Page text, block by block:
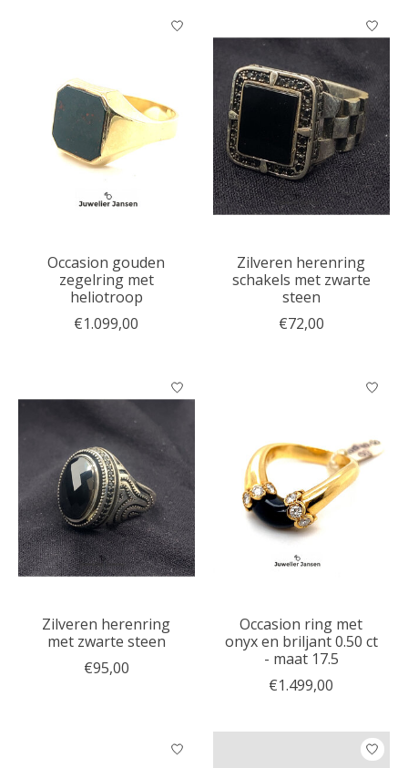
Occasion gouden
zegelring met
heliotroop
€1.099,00
Zilveren herenring
schakels met zwarte
steen
€72,00
Zilveren herenring
met zwarte steen
€95,00
Occasion ring met
onyx en briljant 0.50 ct
- maat 17.5
€1.499,00